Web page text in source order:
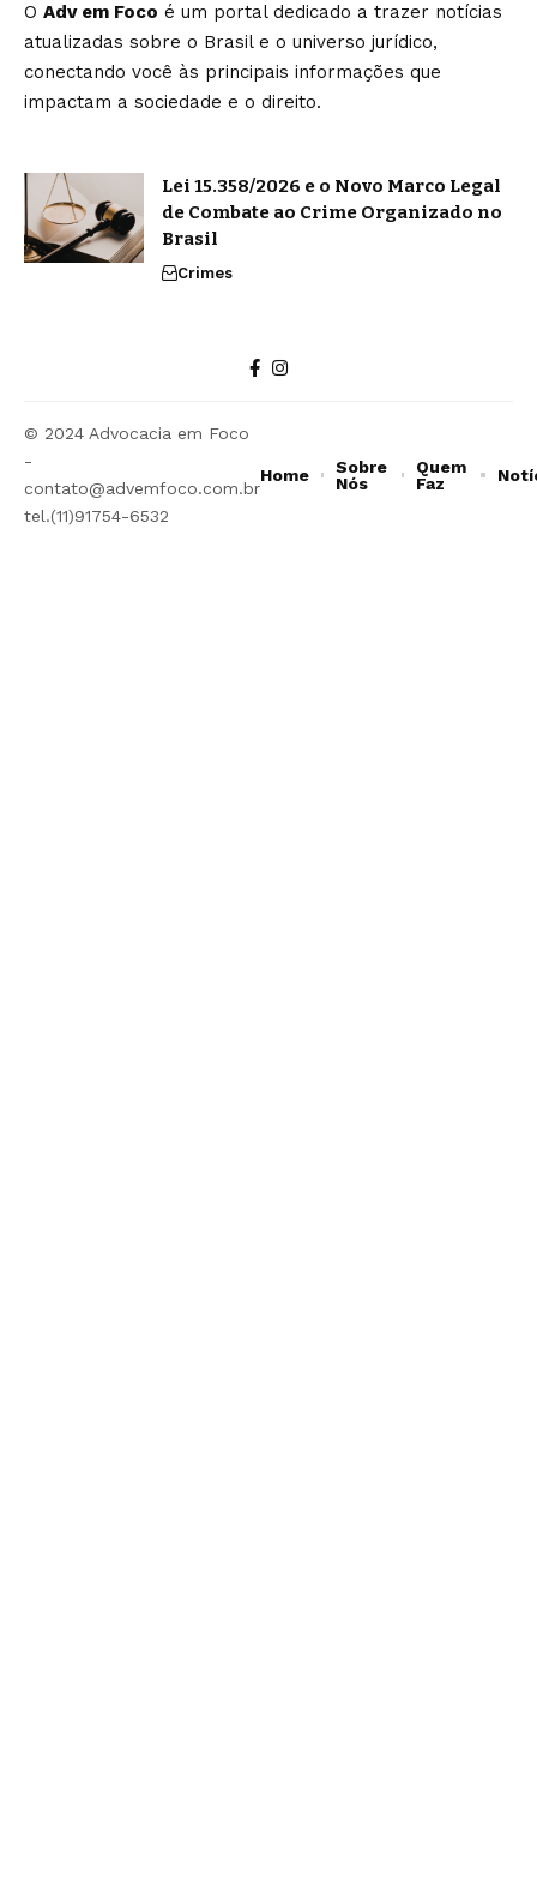
O Adv em Foco é um portal dedicado a trazer notícias
atualizadas sobre o Brasil e o universo jurídico,
conectando você às principais informações que
impactam a sociedade e o direito.
Lei 15.358/2026 e o Novo Marco Legal
de Combate ao Crime Organizado no
Brasil
Crimes
© 2024 Advocacia em Foco
-
contato@advemfoco.com.br
tel.(11)91754-6532
Home
Sobre
Nós
Quem
Faz